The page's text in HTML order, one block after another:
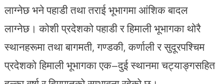
लाग्नेछ भने पहाडी तथा तराई भूभागमा आंशिक बादल
लाग्नेछ। कोशी प्रदेशको पहाडी र हिमाली भूभागका थोरै
स्थानहरूमा तथा बागमती, गण्डकी, कर्णाली र सुदूरपश्चिम
प्रदेशको हिमाली भूभागका एक–दुई स्थानमा चट्याङ्गसहित